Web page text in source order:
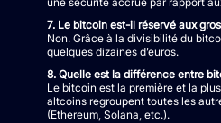
7. Le bitcoin est-il réservé aux
Non. Grâce à la divisibilité du
quelques dizaines d’euros.
8. Quelle est la différence entre
Le bitcoin est la première et la
altcoins regroupent toutes les
(Ethereum, Solana, etc.).